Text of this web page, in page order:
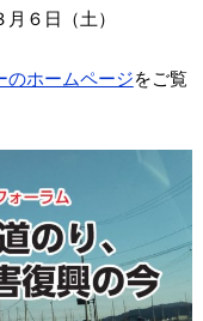
日（土）
のホームページをご覧